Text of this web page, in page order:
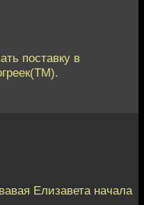
поставку в
Елизавета начала